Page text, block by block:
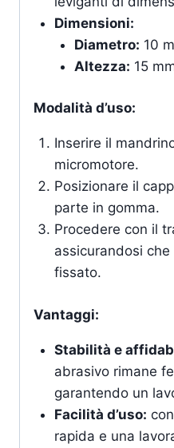
Dimensioni:
Diametro: 10
Altezza: 15
Modalità d’uso:
Inserire il
micromotore.
Posizionare il
parte in gomma.
Procedere con il
assicurandosi
fissato.
Vantaggi:
Stabilità e
abrasivo rimane
garantendo un
Facilità d’uso:
rapida e una